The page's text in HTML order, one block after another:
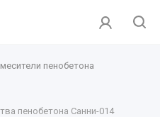
пенобетона
пенобетона Санни-014